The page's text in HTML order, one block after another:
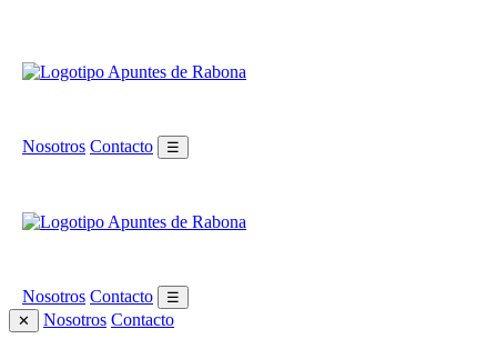
Nosotros Contacto ☰
Nosotros Contacto
☰
✕
Nosotros Contacto